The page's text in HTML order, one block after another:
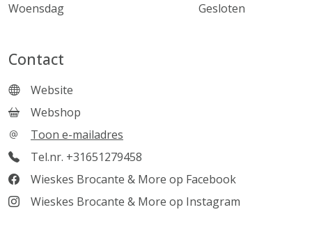
Woensdag Gesloten
Contact
Website
Webshop
Toon e-mailadres
Tel.nr. +31651279458
Wieskes Brocante & More op Facebook
Wieskes Brocante & More op Instagram